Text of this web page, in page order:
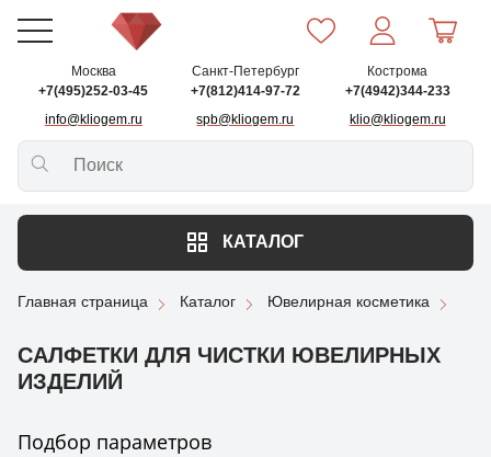
Москва
+7(495)252-03-45
info@kliogem.ru
Санкт-Петербург
+7(812)414-97-72
spb@kliogem.ru
Кострома
+7(4942)344-233
klio@kliogem.ru
КАТАЛОГ
Главная страница Каталог Ювелирная косметика
САЛФЕТКИ ДЛЯ ЧИСТКИ ЮВЕЛИРНЫХ
ИЗДЕЛИЙ
Подбор параметров